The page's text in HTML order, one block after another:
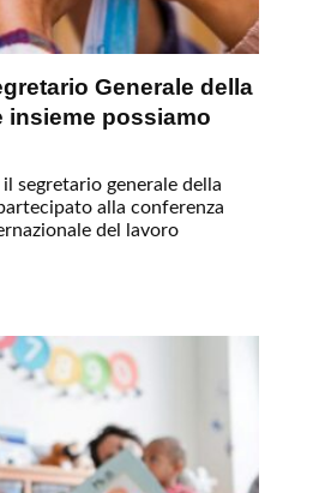
Generale della
insieme possiamo
segretario generale della
alla conferenza
del lavoro